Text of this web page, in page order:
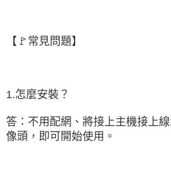
【🚩常見問題】
1.怎麼安裝？
答：不用配網、將接上主機接上
像頭，即可開始使用。